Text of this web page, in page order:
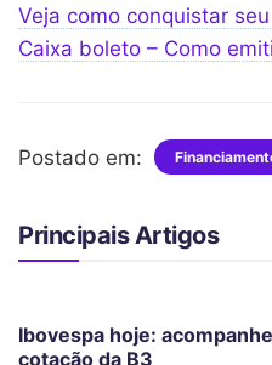
Veja como conquistar
Caixa boleto – Como
Postado em:
Principais Artigos
Ibovespa hoje:
cotação da B3